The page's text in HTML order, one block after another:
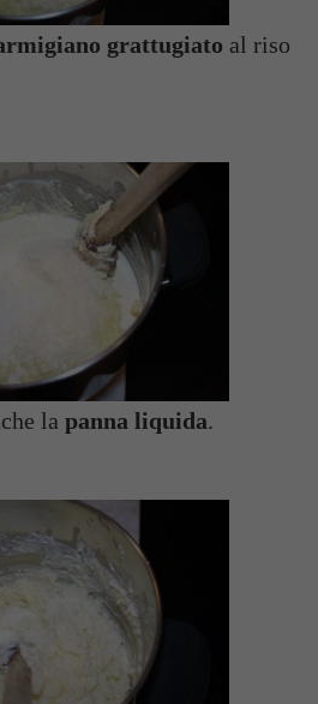
grattugiato al riso
la panna liquida.